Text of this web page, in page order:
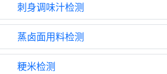
刺身调味汁检测
蒸卤面用料检测
粳米检测